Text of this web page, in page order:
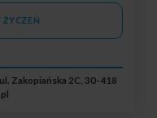
ŻYCZEŃ
Zakopiańska 2C, 30-418